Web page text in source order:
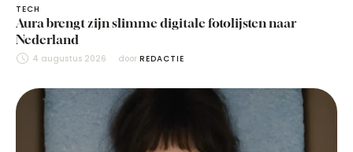
TECH
Aura brengt zijn slimme digitale fotolijsten naar
Nederland
4 augustus 2026 door REDACTIE